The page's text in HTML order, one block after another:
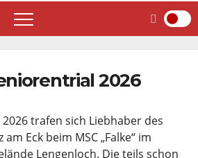
2026
trafen sich Liebhaber des
Eck beim MSC „Falke“ im
Lengenloch. Die teils schon